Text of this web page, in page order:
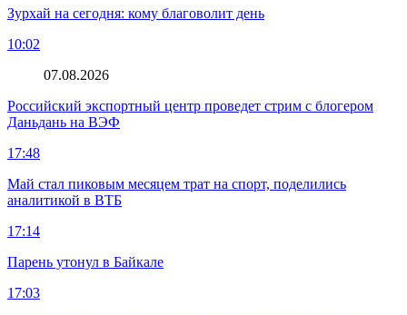
Зурхай на сегодня: кому благоволит день
10:02
07.08.2026
Российский экспортный центр проведет стрим с блогером
Даньдань на ВЭФ
17:48
Май стал пиковым месяцем трат на спорт, поделились
аналитикой в ВТБ
17:14
Парень утонул в Байкале
17:03